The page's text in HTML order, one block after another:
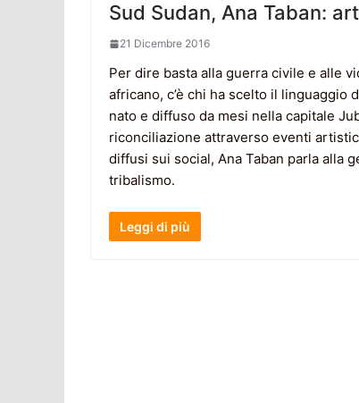
Sud Sudan, Ana Taban:
21 Dicembre 2016
Per dire basta alla guerra civile e alle
africano, c’è chi ha scelto il linguaggio
nato e diffuso da mesi nella capitale
riconciliazione attraverso eventi
diffusi sui social, Ana Taban parla alla
tribalismo.
Leggi di più